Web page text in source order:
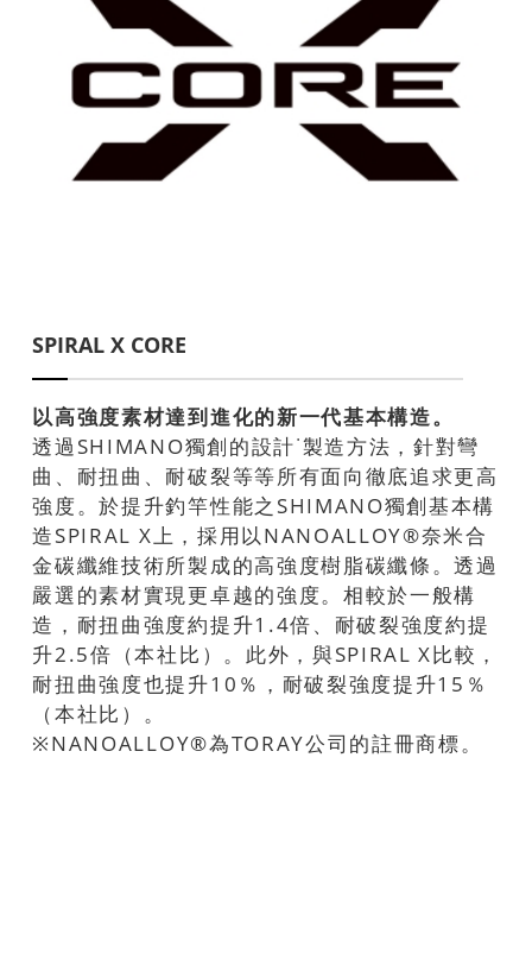
SPIRAL X CORE
以高強度素材達到進化的新一代基本構造。
透過SHIMANO獨創的設計˙製造方法，針對彎
曲、耐扭曲、耐破裂等等所有面向徹底追求更高
強度。於提升釣竿性能之SHIMANO獨創基本構
造SPIRAL X上，採用以NANOALLOY®奈米合
金碳纖維技術所製成的高強度樹脂碳纖條。透過
嚴選的素材實現更卓越的強度。相較於一般構
造，耐扭曲強度約提升1.4倍、耐破裂強度約提
升2.5倍（本社比）。此外，與SPIRAL X比較，
耐扭曲強度也提升10％，耐破裂強度提升15％
（本社比）。
※NANOALLOY®為TORAY公司的註冊商標。